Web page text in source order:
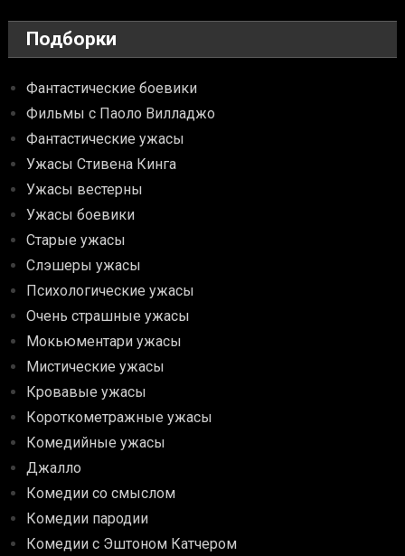
Подборки
Фантастические боевики
Фильмы с Паоло Вилладжо
Фантастические ужасы
Ужасы Стивена Кинга
Ужасы вестерны
Ужасы боевики
Старые ужасы
Слэшеры ужасы
Психологические ужасы
Очень страшные ужасы
Мокьюментари ужасы
Мистические ужасы
Кровавые ужасы
Короткометражные ужасы
Комедийные ужасы
Джалло
Комедии со смыслом
Комедии пародии
Комедии с Эштоном Катчером